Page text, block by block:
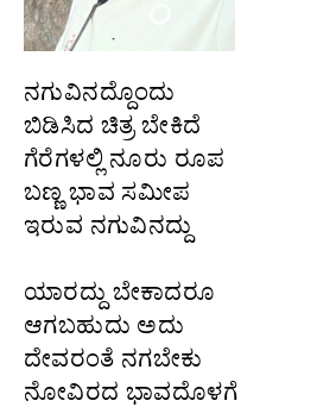
ನಗುವಿನದ್ದೊಂದು
ಬಿಡಿಸಿದ ಚಿತ್ರ ಬೇಕಿದೆ
ಗೆರೆಗಳಲ್ಲಿ ನೂರು ರೂಪ
ಬಣ್ಣ ಭಾವ ಸಮೀಪ
ಇರುವ ನಗುವಿನದ್ದು
ಯಾರದ್ದು ಬೇಕಾದರೂ
ಆಗಬಹುದು ಅದು
ದೇವರಂತೆ ನಗಬೇಕು
ನೋವಿರದ ಭಾವದೊಳಗೆ